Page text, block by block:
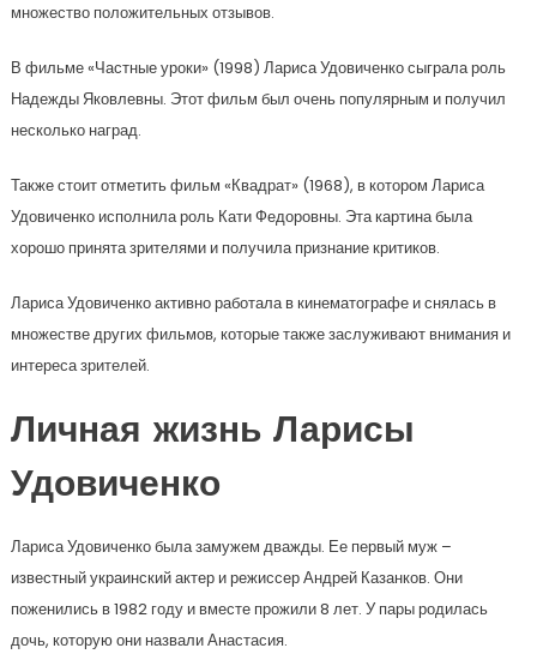
множество положительных отзывов.
В фильме «Частные уроки» (1998) Лариса Удовиченко сыграла роль
Надежды Яковлевны. Этот фильм был очень популярным и получил
несколько наград.
Также стоит отметить фильм «Квадрат» (1968), в котором Лариса
Удовиченко исполнила роль Кати Федоровны. Эта картина была
хорошо принята зрителями и получила признание критиков.
Лариса Удовиченко активно работала в кинематографе и снялась в
множестве других фильмов, которые также заслуживают внимания и
интереса зрителей.
Личная жизнь Ларисы
Удовиченко
Лариса Удовиченко была замужем дважды. Ее первый муж –
известный украинский актер и режиссер Андрей Казанков. Они
поженились в 1982 году и вместе прожили 8 лет. У пары родилась
дочь, которую они назвали Анастасия.